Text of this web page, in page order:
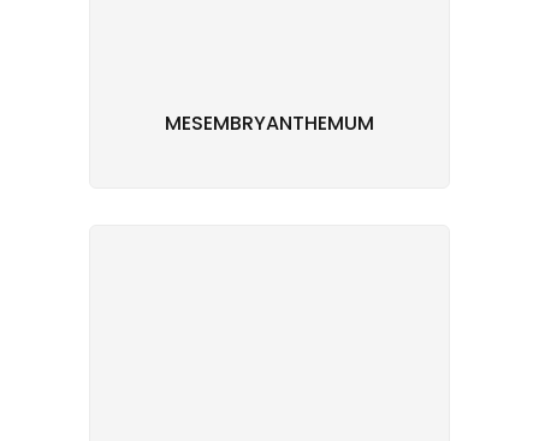
MESEMBRYANTHEMUM